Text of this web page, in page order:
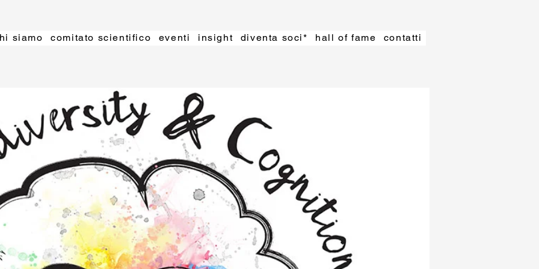
siamo comitato scientifico eventi insight diventa soci* hall of fame contatti